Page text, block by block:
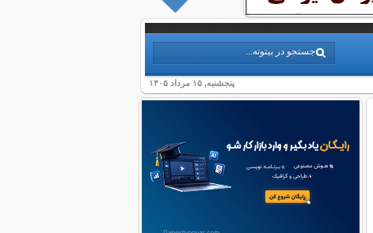
پنجشنبه, ۱۵ مرداد ۱۴۰۵